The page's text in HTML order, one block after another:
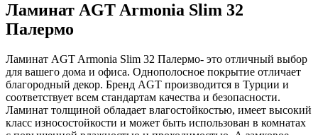
Ламинат AGT Armonia Slim 32
Палермо
Ламинат AGT Armonia Slim 32 Палермо- это отличный выбор
для вашего дома и офиса. Однополосное покрытие отличает
благородный декор. Бренд AGT производится в Турции и
соответствует всем стандартам качества и безопасности.
Ламинат толщиной обладает влагостойкостью, имеет высокий
класс износостойкости и может быть использован в комнатах